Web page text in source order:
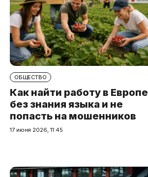
ОБЩЕСТВО
Как найти работу в Европе
без знания языка и не
попасть на мошенников
17 июня 2026, 11:45